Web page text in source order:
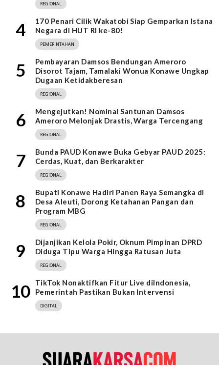
REGIONAL
4
170 Penari Cilik Wakatobi Siap Gemparkan Istana
Negara di HUT RI ke-80!
PEMERINTAHAN
5
Pembayaran Damsos Bendungan Ameroro
Disorot Tajam, Tamalaki Wonua Konawe Ungkap
Dugaan Ketidakberesan
REGIONAL
6
Mengejutkan! Nominal Santunan Damsos
Ameroro Melonjak Drastis, Warga Tercengang
REGIONAL
7
Bunda PAUD Konawe Buka Gebyar PAUD 2025:
Cerdas, Kuat, dan Berkarakter
REGIONAL
8
Bupati Konawe Hadiri Panen Raya Semangka di
Desa Aleuti, Dorong Ketahanan Pangan dan
Program MBG
REGIONAL
9
Dijanjikan Kelola Pokir, Oknum Pimpinan DPRD
Diduga Tipu Warga Hingga Ratusan Juta
REGIONAL
10
TikTok Nonaktifkan Fitur Live diIndonesia,
Pemerintah Pastikan Bukan Intervensi
DIGITAL